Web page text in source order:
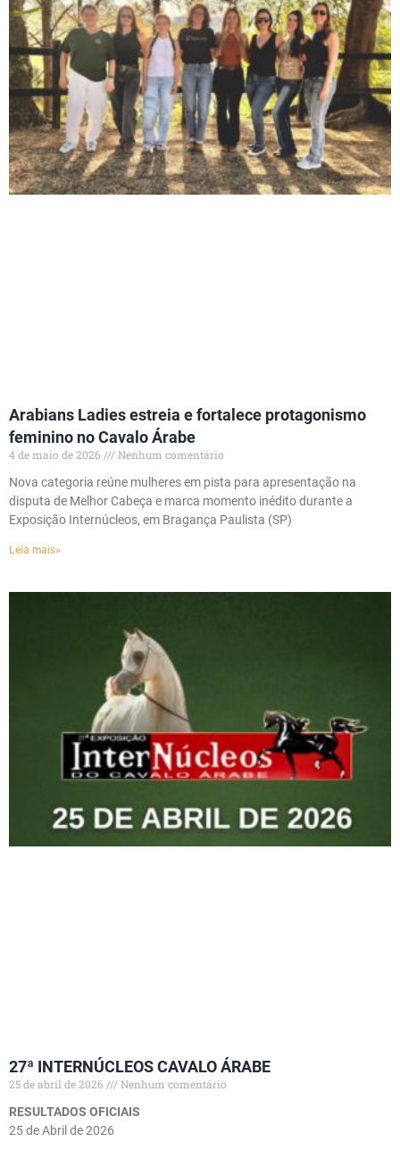
Arabians Ladies estreia e fortalece protagonismo
feminino no Cavalo Árabe
4 de maio de 2026
Nenhum comentário
Nova categoria reúne mulheres em pista para apresentação na
disputa de Melhor Cabeça e marca momento inédito durante a
Exposição Internúcleos, em Bragança Paulista (SP)
Leia mais»
27ª INTERNÚCLEOS CAVALO ÁRABE
25 de abril de 2026
Nenhum comentário
RESULTADOS OFICIAIS
25 de Abril de 2026